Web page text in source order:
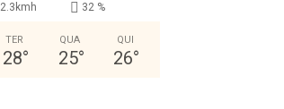
2.3kmh 32 %
TER
28°
QUA
25°
QUI
26°